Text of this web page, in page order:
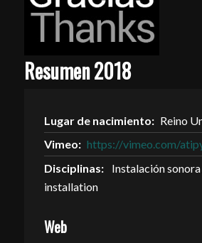
Resumen 2018
Lugar de nacimiento: Reino
Vimeo: https://vimeo.com/
Disciplinas:
Instalación
installation
Web